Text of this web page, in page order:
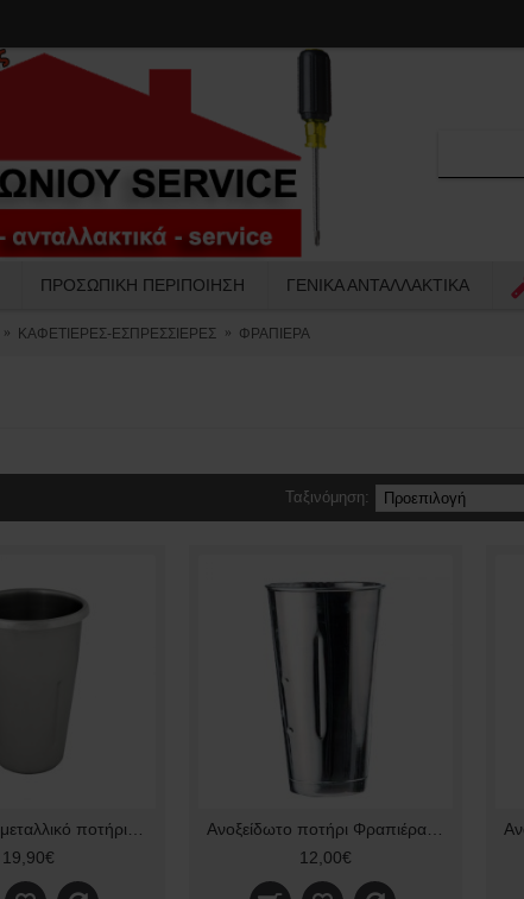
ΠΡΟΣΩΠΙΚΗ ΠΕΡΙΠΟΙΗΣΗ ΓΕΝΙΚΑ ΑΝΤΑΛΛΑΚΤΙΚΑ
ΚΑΦΕΤΙΕΡΕΣ-ΕΣΠΡΕΣΣΙΕΡΕΣ ΦΡΑΠΙΕΡΑ
Ταξινόμηση:
19,90€
12,00€